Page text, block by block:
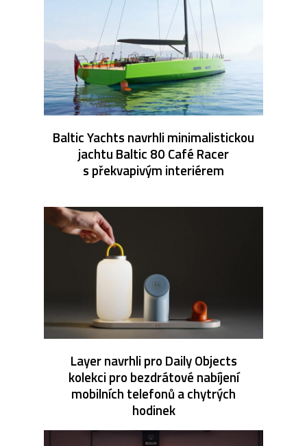
Baltic Yachts navrhli minimalistickou
jachtu Baltic 80 Café Racer
s překvapivým interiérem
Layer navrhli pro Daily Objects
kolekci pro bezdrátové nabíjení
mobilních telefonů a chytrých
hodinek